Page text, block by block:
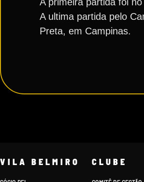
A ultima partida pelo
Preta, em Campinas.
VILA BELMIRO CLUBE